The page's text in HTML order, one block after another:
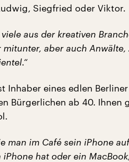
Siegfried oder Viktor.
viele aus der kreativen
aber auch
Inhaber eines edlen
Bürgerlichen ab 40. Ihnen
man im Café sein iPhone
iPhone hat oder ein